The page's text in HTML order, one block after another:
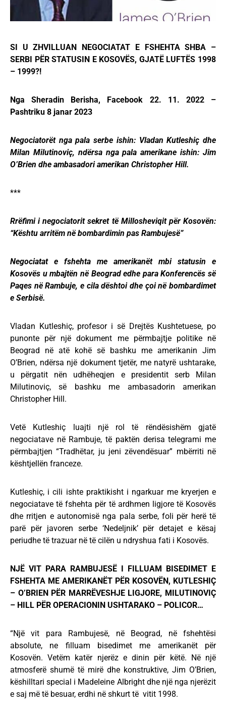
SI U ZHVILLUAN NEGOCIATAT E FSHEHTA SHBA –
SERBI PËR STATUSIN E KOSOVËS, GJATË LUFTËS 1998
– 1999?!
Nga Sheradin Berisha, Facebook 22. 11. 2022 –
Pashtriku 8 janar 2023
Negociatorët nga pala serbe ishin: Vladan Kutleshiç dhe
Milan Milutinoviç, ndërsa nga pala amerikane ishin: Jim
O’Brien dhe ambasadori amerikan Christopher Hill.
***
Rrëfimi i negociatorit sekret të Millosheviqit për Kosovën:
“Kështu arritëm në bombardimin pas Rambujesë”
Negociatat e fshehta me amerikanët mbi statusin e
Kosovës u mbajtën në Beograd edhe para Konferencës së
Paqes në Rambuje, e cila dështoi dhe çoi në bombardimet
e Serbisë.
Vladan Kutleshiç, profesor i së Drejtës Kushtetuese, po
punonte për një dokument me përmbajtje politike në
Beograd në atë kohë së bashku me amerikanin Jim
O’Brien, ndërsa një dokument tjetër, me natyrë ushtarake,
u përgatit nën udhëheqjen e presidentit serb Milan
Milutinoviç, së bashku me ambasadorin amerikan
Christopher Hill.
Vetë Kutleshiç luajti një rol të rëndësishëm gjatë
negociatave në Rambuje, të paktën derisa telegrami me
përmbajtjen “Tradhëtar, ju jeni zëvendësuar” mbërriti në
kështjellën franceze.
Kutleshiç, i cili ishte praktikisht i ngarkuar me kryerjen e
negociatave të fshehta për të ardhmen ligjore të Kosovës
dhe rritjen e autonomisë nga pala serbe, foli për herë të
parë për javoren serbe ‘Nedeljnik’ për detajet e kësaj
periudhe të trazuar në të cilën u ndryshua fati i Kosovës.
NJË VIT PARA RAMBUJESË I FILLUAM BISEDIMET E
FSHEHTA ME AMERIKANËT PËR KOSOVËN, KUTLESHIÇ
– O’BRIEN PËR MARRËVESHJE LIGJORE, MILUTINOVIÇ
– HILL PËR OPERACIONIN USHTARAKO – POLICOR…
“Një vit para Rambujesë, në Beograd, në fshehtësi
absolute, ne filluam bisedimet me amerikanët për
Kosovën. Vetëm katër njerëz e dinin për këtë. Në një
atmosferë shumë të mirë dhe konstruktive, Jim O’Brien,
këshilltari special i Madeleine Albright dhe një nga njerëzit
e saj më të besuar, erdhi në shkurt të vitit 1998.